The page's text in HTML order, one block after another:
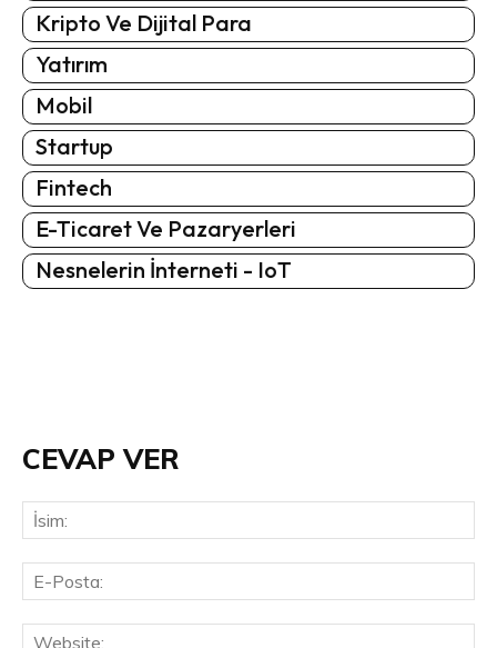
Kripto Ve Dijital Para
Yatırım
Mobil
Startup
Fintech
E-Ticaret Ve Pazaryerleri
Nesnelerin İnterneti - IoT
CEVAP VER